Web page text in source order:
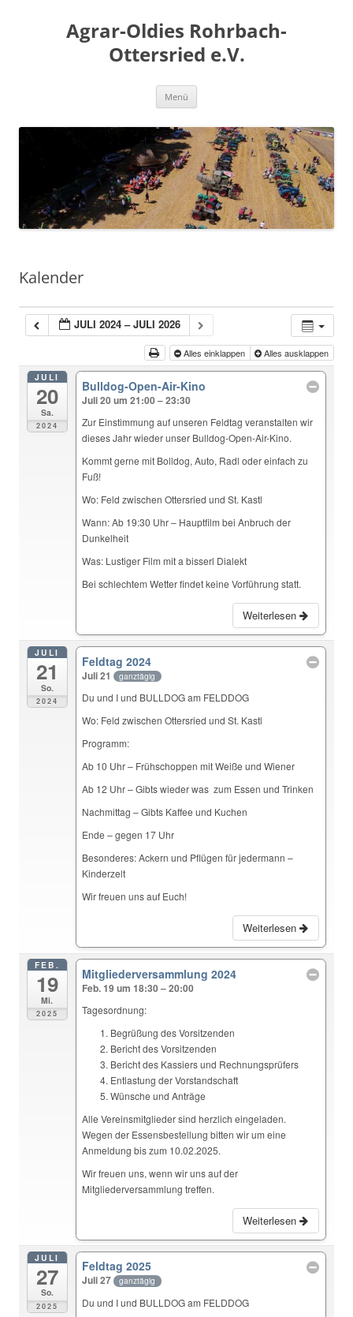
Agrar-Oldies Rohrbach-
Ottersried e.V.
Menü
Kalender
JULI 2024 – JULI 2026
Alles einklappen Alles ausklappen
JULI
20
Sa.
2024
Bulldog-Open-Air-Kino
Juli 20 um 21:00 – 23:30
Zur Einstimmung auf unseren Feldtag veranstalten wir
dieses Jahr wieder unser Bulldog-Open-Air-Kino.
Kommt gerne mit Bolldog, Auto, Radl oder einfach zu
Fuß!
Wo: Feld zwischen Ottersried und St. Kastl
Wann: Ab 19:30 Uhr – Hauptfilm bei Anbruch der
Dunkelheit
Was: Lustiger Film mit a bisserl Dialekt
Bei schlechtem Wetter findet keine Vorführung statt.
Weiterlesen
JULI
21
So.
2024
Feldtag 2024
Juli 21 ganztägig
Du und I und BULLDOG am FELDDOG
Wo: Feld zwischen Ottersried und St. Kastl
Programm:
Ab 10 Uhr – Frühschoppen mit Weiße und Wiener
Ab 12 Uhr – Gibts wieder was zum Essen und Trinken
Nachmittag – Gibts Kaffee und Kuchen
Ende – gegen 17 Uhr
Besonderes: Ackern und Pflügen für jedermann –
Kinderzelt
Wir freuen uns auf Euch!
Weiterlesen
FEB.
19
Mi.
2025
Mitgliederversammlung 2024
Feb. 19 um 18:30 – 20:00
Tagesordnung:
Begrüßung des Vorsitzenden
Bericht des Vorsitzenden
Bericht des Kassiers und Rechnungsprüfers
Entlastung der Vorstandschaft
Wünsche und Anträge
Alle Vereinsmitglieder sind herzlich eingeladen.
Wegen der Essensbestellung bitten wir um eine
Anmeldung bis zum 10.02.2025.
Wir freuen uns, wenn wir uns auf der
Mitgliederversammlung treffen.
Weiterlesen
JULI
27
So.
2025
Feldtag 2025
Juli 27 ganztägig
Du und I und BULLDOG am FELDDOG